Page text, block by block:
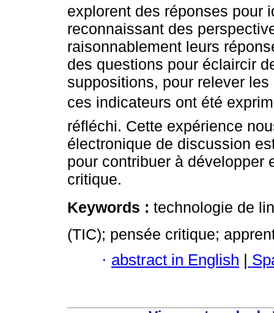
explorent des réponses pour
reconnaissant des
raisonnablement leurs
des questions pour éclaircir
suppositions, pour relever
ces indicateurs ont été
réfléchi. Cette expérience
électronique de discussion
pour contribuer à développer
critique.
Keywords : technologie de
(TIC); pensée critique;
· abstract in English